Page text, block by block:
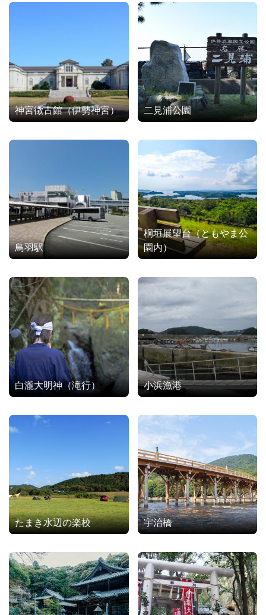
神宮徴古館（伊勢神宮） 二見浦公園
鳥羽駅
桐垣展望台（ともやま公
園内）
白瀧大明神（滝行） 小浜漁港
たまき水辺の楽校 宇治橋